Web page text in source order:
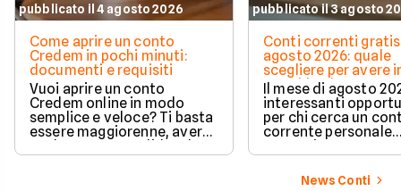
pubblicato il 4 agosto 2026
Come aprire un conto
Credem in pochi minuti:
documenti e requisiti
Vuoi aprire un conto
Credem online in modo
semplice e veloce? Ti basta
essere maggiorenne, avere
un documento valido o lo
SPID e preparare pochi dati
pubblicato il 3 agosto
Conti correnti
agosto 2026: quale
scegliere per avere
e cashback?
Il mese di agosto
interessanti
per chi cerca un
corrente personale
conveniente e a
News Conti